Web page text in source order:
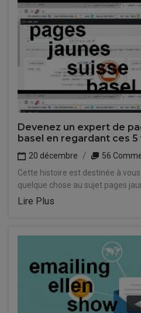
Devenez un expert de
basel en regardant ces 5
20 décembre
56
Cette histoire est destinée à
quelque chose au sujet pages
Lire Plus